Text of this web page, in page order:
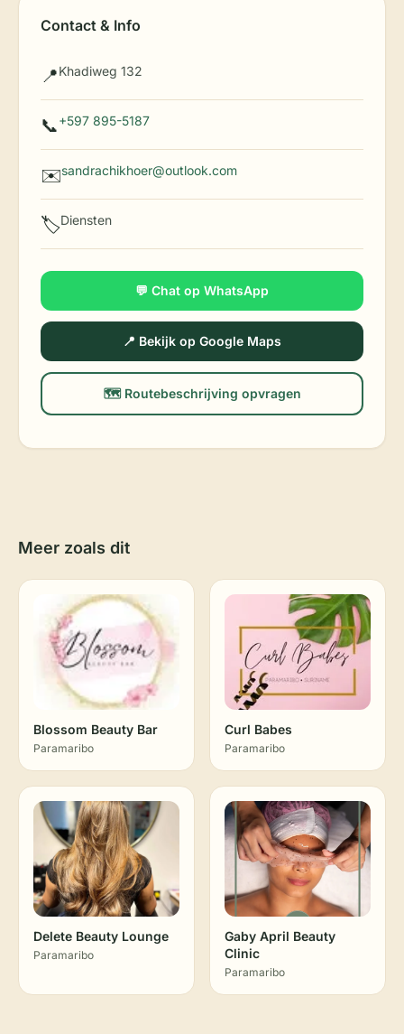
Contact & Info
📍Khadiweg 132
📞+597 895-5187
✉️sandrachikhoer@outlook.com
🏷️Diensten
💬 Chat op WhatsApp
📍 Bekijk op Google Maps
🗺️ Routebeschrijving opvragen
Meer zoals dit
Blossom Beauty Bar
Paramaribo
Curl Babes
Paramaribo
Delete Beauty Lounge
Paramaribo
Gaby April Beauty
Clinic
Paramaribo